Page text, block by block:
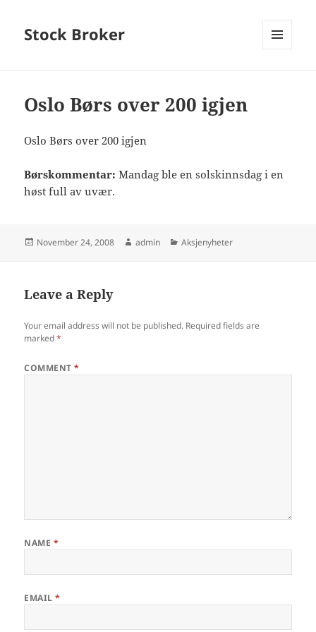
Stock Broker
Oslo Børs over 200 igjen
Oslo Børs over 200 igjen
Børskommentar:Mandag ble en solskinnsdag i en
høst full av uvær.
Posted
November 24, 2008 Author
admin Categories
Aksjenyheter
Leave a Reply
Your email address will not be published. Required fields are
marked*
COMMENT*
NAME *
EMAIL*